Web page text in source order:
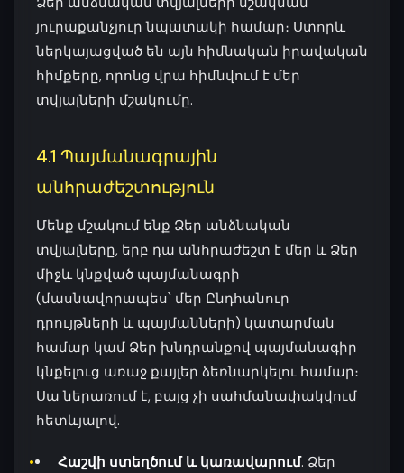
յուրաքանչյուր նպատակի համար։ Ստորև
ներկայացված են այն հիմնական իրավական
հիմքերը, որոնց վրա հիմնվում է մեր
տվյալների մշակումը.
4.1 Պայմանագրային
անհրաժեշտություն
Մենք մշակում ենք Ձեր անձնական
տվյալները, երբ դա անհրաժեշտ է մեր և Ձեր
միջև կնքված պայմանագրի
(մասնավորապես՝ մեր Ընդհանուր
դրույթների և պայմանների) կատարման
համար կամ Ձեր խնդրանքով պայմանագիր
կնքելուց առաջ քայլեր ձեռնարկելու համար։
Սա ներառում է, բայց չի սահմանափակվում
հետևյալով.
Հաշվի ստեղծում և կառավարում. Ձեր